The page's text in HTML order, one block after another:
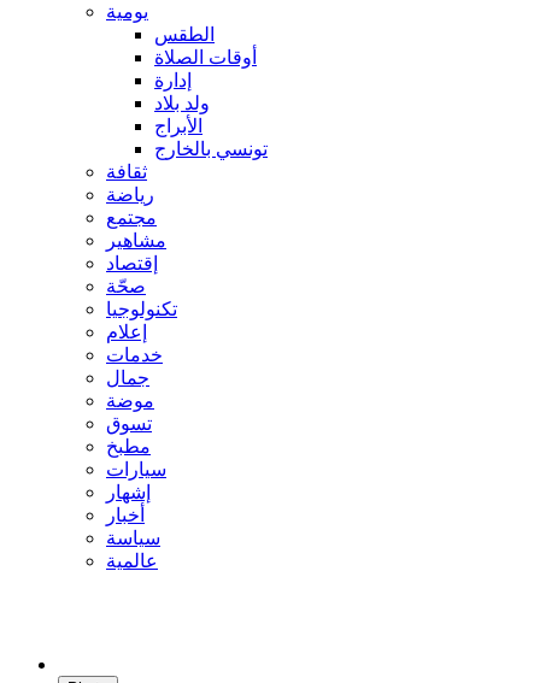
يومية
الطقس
أوقات الصلاة
إدارة
ولد بلاد
الأبراج
تونسي بالخارج
ثقافة
رياضة
مجتمع
مشاهير
إقتصاد
صحّة
تكنولوجيا
إعلام
خدمات
جمال
موضة
تسوق
مطبخ
سيارات
إشهار
أخبار
سياسة
عالمية